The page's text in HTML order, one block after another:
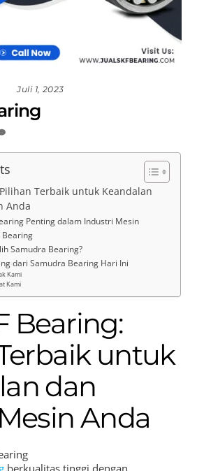
Juli 1, 2023
Terbaik untuk Keandalan
Anda
Penting dalam Industri Mesin
Bearing
Samudra Bearing?
dari Samudra Bearing Hari Ini
Kami
Kami
Bearing:
untuk
dan
Anda
berkualitas tinggi dengan